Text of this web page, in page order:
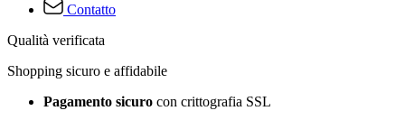
Contatto
Qualità verificata
Shopping sicuro e affidabile
Pagamento sicuro con crittografia SSL